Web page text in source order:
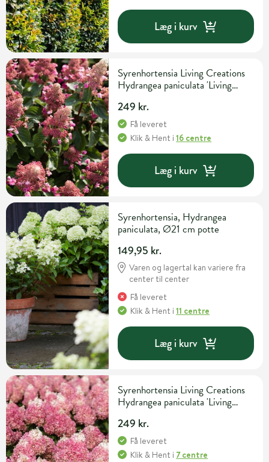
Læg i kurv
Syrenhortensia Living Creations
Hydrangea paniculata 'Living
249 kr.
Få leveret
Klik & Hent i16 centre
Læg i kurv
Syrenhortensia, Hydrangea
paniculata, Ø21 cm potte
149,95 kr.
Varen og lagertal kan variere fra
center til center
Få leveret
Klik & Hent i11 centre
Læg i kurv
Syrenhortensia Living Creations
Hydrangea paniculata 'Living
249 kr.
Få leveret
Klik & Hent i 7 centre